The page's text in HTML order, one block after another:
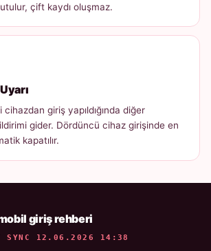
çift kaydı oluşmaz.
cihazdan giriş yapıldığında diğer
gider. Dördüncü cihaz girişinde en
kapatılır.
giriş rehberi
SYNC 12.06.2026 14:38